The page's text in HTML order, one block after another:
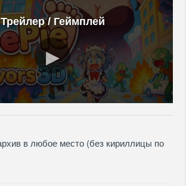
Трейлер / Геймплей
в любое место (без кириллицы по